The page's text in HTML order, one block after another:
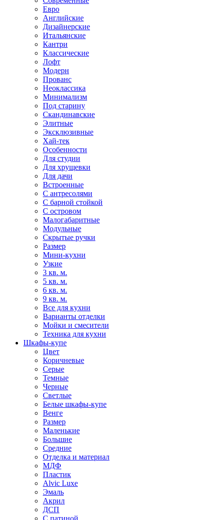
Евро
Английские
Дизайнерские
Итальянские
Кантри
Классические
Лофт
Модерн
Прованс
Неоклассика
Минимализм
Под старину
Скандинавские
Элитные
Эксклюзивные
Хай-тек
Особенности
Для студии
Для хрущевки
Для дачи
Встроенные
С антресолями
С барной стойкой
С островом
Малогабаритные
Модульные
Скрытые ручки
Размер
Мини-кухни
Узкие
3 кв. м.
5 кв. м.
6 кв. м.
9 кв. м.
Все для кухни
Варианты отделки
Мойки и смесители
Техника для кухни
Шкафы-купе
Цвет
Коричневые
Серые
Темные
Черные
Светлые
Белые шкафы-купе
Венге
Размер
Маленькие
Большие
Средние
Отделка и материал
МДФ
Пластик
Alvic Luxe
Эмаль
Акрил
ДСП
С патиной